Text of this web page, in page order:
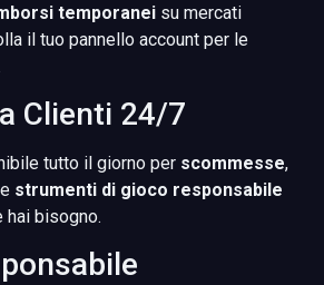
temporanei su mercati
il tuo pannello account per le
Clienti 24/7
tutto il giorno per scommesse,
e strumenti di gioco responsabile
hai bisogno.